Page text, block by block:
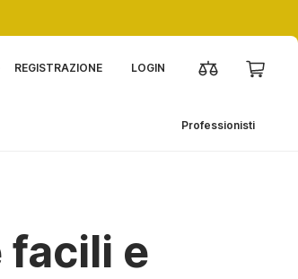
REGISTRAZIONE LOGIN
Professionisti
facili e